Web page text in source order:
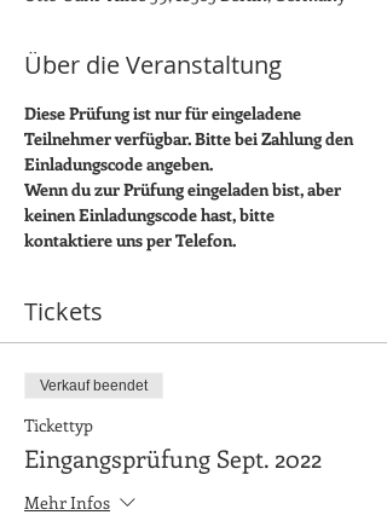
Über die Veranstaltung
Diese Prüfung ist nur für eingeladene
Teilnehmer verfügbar. Bitte bei Zahlung den
Einladungscode angeben.
Wenn du zur Prüfung eingeladen bist, aber
keinen Einladungscode hast, bitte
kontaktiere uns per Telefon.
Tickets
Verkauf beendet
Tickettyp
Eingangsprüfung Sept. 2022
Mehr Infos